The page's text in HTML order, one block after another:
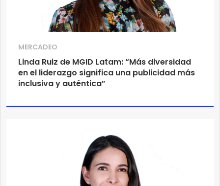
MERCADEO
Linda Ruiz de MGID Latam: “Más diversidad
en el liderazgo significa una publicidad más
inclusiva y auténtica”